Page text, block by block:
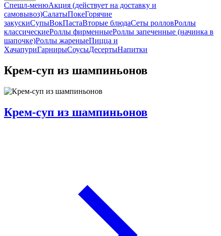
Спешл-менюАкция (действует на доставку и
самовывоз)СалатыПокеГорячие
закускиСупыВокПастаВторые блюдаСеты ролловРоллы
классическиеРоллы фирменныеРоллы запеченные (начинка в
шапочке)Роллы жареныеПицца и
ХачапуриГарнирыСоусыДесертыНапитки
Крем-суп из шампиньонов
Крем-суп из шампиньонов